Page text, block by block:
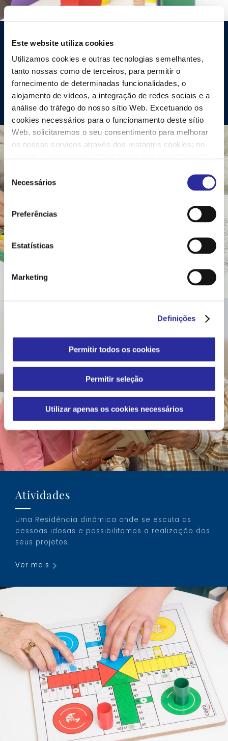
Este website utiliza cookies
Utilizamos cookies e outras tecnologias semelhantes,
tanto nossas como de terceiros, para permitir o
fornecimento de determinadas funcionalidades, o
alojamento de vídeos, a integração de redes sociais e a
análise do tráfego do nosso sítio Web. Excetuando os
cookies necessários para o funcionamento deste sítio
Web, solicitaremos o seu consentimento para melhorar
os nossos serviços através dos restantes cookies; no
a utilização de cookies, personalizando as suas opções
S
e
e
ã
o
d
e
o
Necessários
Preferências
Estatísticas
Marketing
Definições
Permitir todos os cookies
Permitir seleção
Utilizar apenas os cookies necessários
Ateliers
As oficinas são espaços de aprendizagem e
manutenção de capacidades.
Ver mais
Atividades
Uma Residência dinâmica onde se escuta as
pessoas idosas e possibilitamos a realização dos
seus projetos.
Ver mais